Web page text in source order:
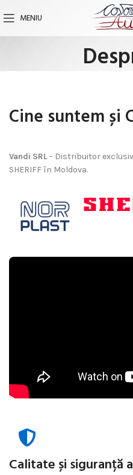
MENIU
Cine suntem și
Vandi SRL– Distribuitor exclusiv
SHERIFF în Moldova.
Calitate și siguranță